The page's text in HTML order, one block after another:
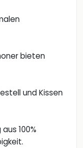
bieten
und Kissen
100%